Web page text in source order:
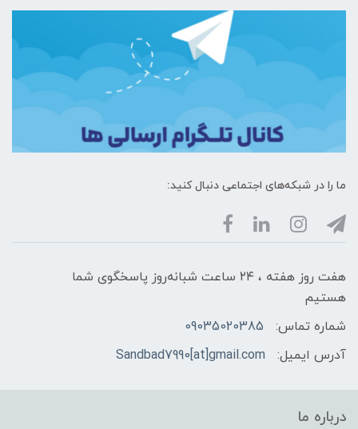
ما را در شبکه‌های اجتماعی دنبال کنید:
هفت روز هفته ، ۲۴ ساعت شبانه‌روز پاسخگوی شما
هستیم
شماره تماس:
09035020385
آدرس ایمیل:
Sandbad7990[at]gmail.com
درباره ما